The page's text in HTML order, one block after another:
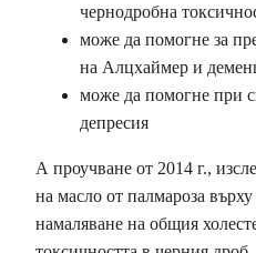
чернодробна
може да помогне за
на Алцхаймер и
може да помогне при
депресия
А проучване от 2014 г.,
на масло от палмароза
намаляване на общия